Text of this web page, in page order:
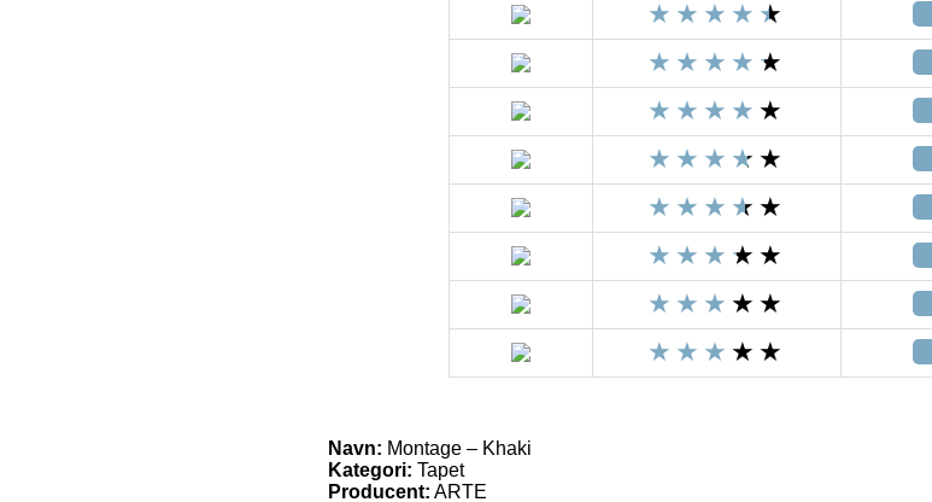
Navn: Montage – Khaki
Kategori: Tapet
Producent: ARTE